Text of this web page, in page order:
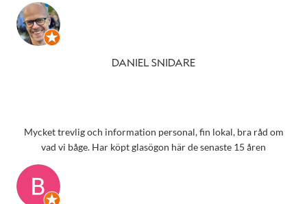
DANIEL SNIDARE
Mycket trevlig och information personal, fin lokal, bra råd om
vad vi båge. Har köpt glasögon här de senaste 15 åren